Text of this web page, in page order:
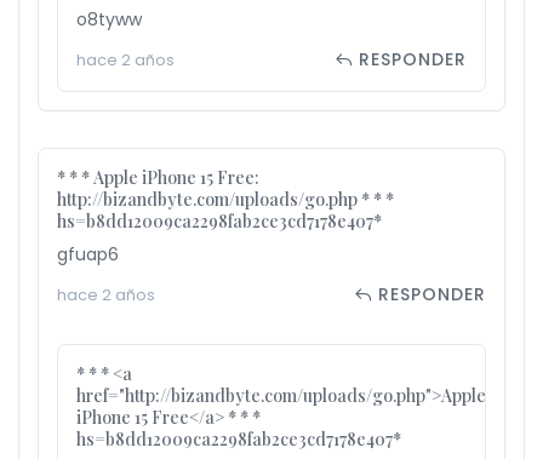
o8tyww
hace 2 años RESPONDER
* * * Apple iPhone 15 Free:
http://bizandbyte.com/uploads/go.php * * *
hs=b8dd12009ca2298fab2ce3cd7178e407*
gfuap6
hace 2 años RESPONDER
* * * <a
href="http://bizandbyte.com/uploads/go.php">Apple
iPhone 15 Free</a> * * *
hs=b8dd12009ca2298fab2ce3cd7178e407*